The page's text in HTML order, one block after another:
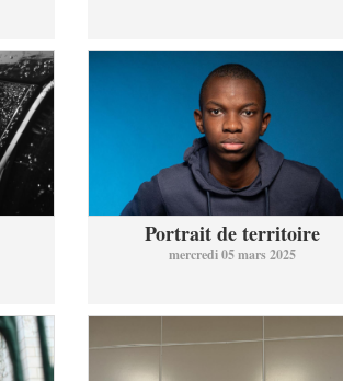
Portrait de territoire
mercredi 05 mars 2025